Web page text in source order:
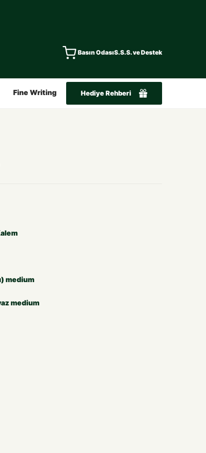
Basın OdasıS.S.S. ve Destek
Fine Writing Hediye Rehberi
medium
medium